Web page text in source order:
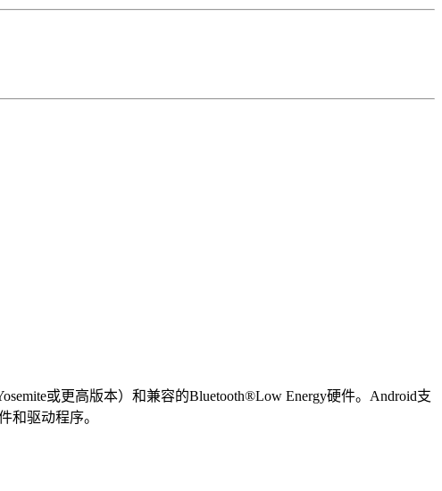
或更高版本）和兼容的Bluetooth®Low Energy硬件。Android支
和驱动程序。